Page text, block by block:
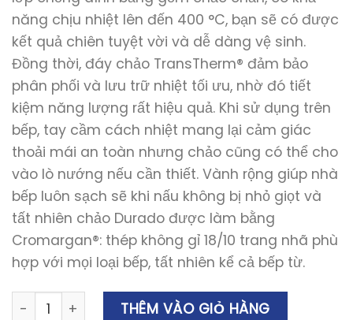
năng chịu nhiệt lên đến 400 °C, bạn sẽ có được
kết quả chiên tuyệt vời và dễ dàng vệ sinh.
Đồng thời, đáy chảo TransTherm® đảm bảo
phân phối và lưu trữ nhiệt tối ưu, nhờ đó tiết
kiệm năng lượng rất hiệu quả. Khi sử dụng trên
bếp, tay cầm cách nhiệt mang lại cảm giác
thoải mái an toàn nhưng chảo cũng có thể cho
vào lò nướng nếu cần thiết. Vành rộng giúp nhà
bếp luôn sạch sẽ khi nấu không bị nhỏ giọt và
tất nhiên chảo Durado được làm bằng
Cromargan®: thép không gỉ 18/10 trang nhã phù
hợp với mọi loại bếp, tất nhiên kể cả bếp từ.
Chảo rán chống dính WMF Durado Pfanne 24 CM số
THÊM VÀO GIỎ HÀNG